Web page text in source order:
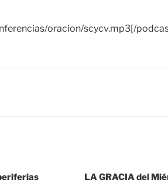
oracion/scycv.mp3[/
LA GRACIA del